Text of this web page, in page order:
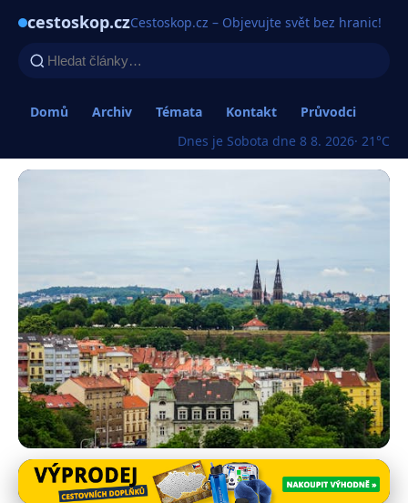
cestoskop.czCestoskop.cz – Objevujte svět bez hranic!
Domů Archiv Témata Kontakt
Průvodci
Dnes je Sobota dne 8 8. 2026· 21°C
cestoskop.cz